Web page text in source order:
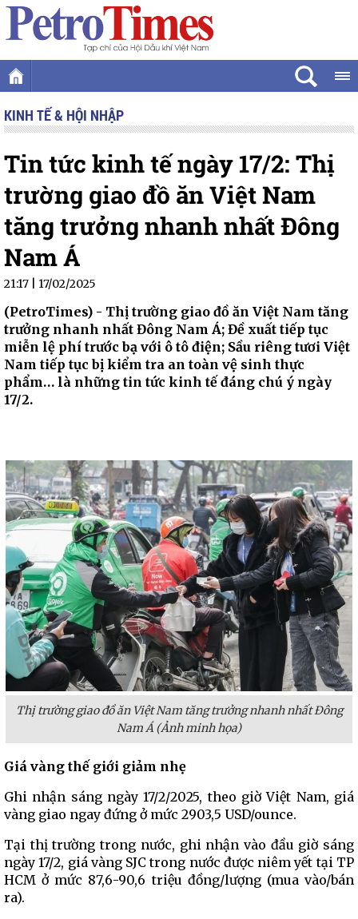
KINH TẾ & HỘI NHẬP
Tin tức kinh tế ngày 17/2: Thị
trường giao đồ ăn Việt Nam
tăng trưởng nhanh nhất Đông
Nam Á
21:17 | 17/02/2025
(PetroTimes) - Thị trường giao đồ ăn Việt Nam tăng
trưởng nhanh nhất Đông Nam Á; Đề xuất tiếp tục
miễn lệ phí trước bạ với ô tô điện; Sầu riêng tươi Việt
Nam tiếp tục bị kiểm tra an toàn vệ sinh thực
phẩm… là những tin tức kinh tế đáng chú ý ngày
17/2.
Thị trường giao đồ ăn Việt Nam tăng trưởng nhanh nhất Đông
Nam Á (Ảnh minh họa)
Giá vàng thế giới giảm nhẹ
Ghi nhận sáng ngày 17/2/2025, theo giờ Việt Nam, giá
vàng giao ngay đứng ở mức 2903,5 USD/ounce.
Tại thị trường trong nước, ghi nhận vào đầu giờ sáng
ngày 17/2, giá vàng SJC trong nước được niêm yết tại TP
HCM ở mức 87,6-90,6 triệu đồng/lượng (mua vào/bán
ra).